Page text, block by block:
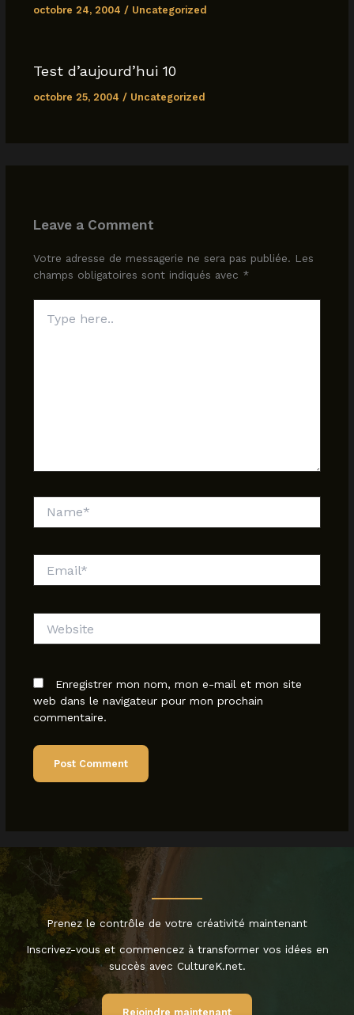
octobre 24, 2004 / Uncategorized
Test d’aujourd’hui 10
octobre 25, 2004 / Uncategorized
Leave a Comment
Votre adresse de messagerie ne sera pas publiée. Les
champs obligatoires sont indiqués avec *
here..
Enregistrer mon nom, mon e-mail et mon site
web dans le navigateur pour mon prochain
commentaire.
Prenez le contrôle de votre créativité maintenant
Inscrivez-vous et commencez à transformer vos idées en
succès avec CultureK.net.
Rejoindre maintenant